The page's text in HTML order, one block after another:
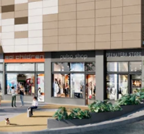
artística y pueden